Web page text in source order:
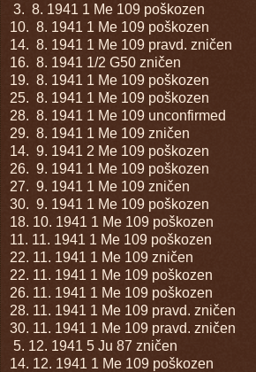
3. 8. 1941 1 Me 109 poškozen
10. 8. 1941 1 Me 109 poškozen
14. 8. 1941 1 Me 109 pravd. zničen
16. 8. 1941 1/2 G50 zničen
19. 8. 1941 1 Me 109 poškozen
25. 8. 1941 1 Me 109 poškozen
28. 8. 1941 1 Me 109 unconfirmed
29. 8. 1941 1 Me 109 zničen
14. 9. 1941 2 Me 109 poškozen
26. 9. 1941 1 Me 109 poškozen
27. 9. 1941 1 Me 109 zničen
30. 9. 1941 1 Me 109 poškozen
18. 10. 1941 1 Me 109 poškozen
11. 11. 1941 1 Me 109 poškozen
22. 11. 1941 1 Me 109 zničen
22. 11. 1941 1 Me 109 poškozen
26. 11. 1941 1 Me 109 poškozen
28. 11. 1941 1 Me 109 pravd. zničen
30. 11. 1941 1 Me 109 pravd. zničen
5. 12. 1941 5 Ju 87 zničen
14. 12. 1941 1 Me 109 poškozen